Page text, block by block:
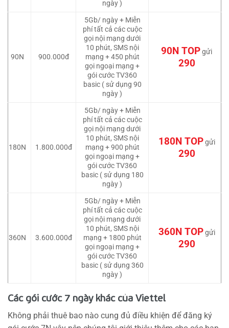
ngày )
90N 900.000đ
5Gb/ ngày + Miễn
phí tất cả các cuộc
gọi nội mạng dưới
10 phút, SMS nội
mạng + 450 phút
gọi ngoại mạng +
gói cước TV360
basic ( sử dụng 90
ngày )
90N TOPgửi
290
180N 1.800.000đ
5Gb/ ngày + Miễn
phí tất cả các cuộc
gọi nội mạng dưới
10 phút, SMS nội
mạng + 900 phút
gọi ngoại mạng +
gói cước TV360
basic ( sử dụng 180
ngày )
180N TOPgửi
290
360N 3.600.000đ
5Gb/ ngày + Miễn
phí tất cả các cuộc
gọi nội mạng dưới
10 phút, SMS nội
mạng + 1800 phút
gọi ngoại mạng +
gói cước TV360
basic ( sử dụng 360
ngày )
360N TOPgửi
290
Các gói cước 7 ngày khác của Viettel
Không phải thuê bao nào cung đủ điều khiện để đăng ký